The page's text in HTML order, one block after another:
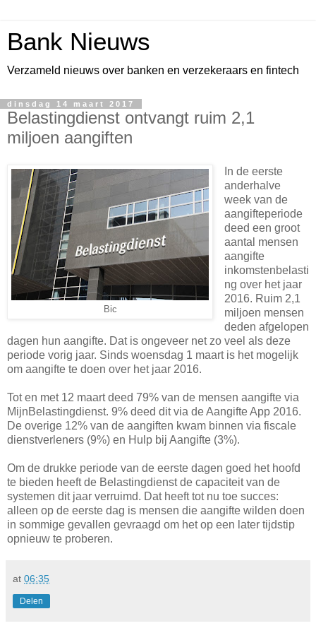
Bank Nieuws
Verzameld nieuws over banken en verzekeraars en fintech
dinsdag 14 maart 2017
Belastingdienst ontvangt ruim 2,1
miljoen aangiften
Bic
In de eerste
anderhalve
week van de
aangifteperiode
deed een groot
aantal mensen
aangifte
inkomstenbelasti
ng over het jaar
2016. Ruim 2,1
miljoen mensen
deden afgelopen
dagen hun aangifte. Dat is ongeveer net zo veel als deze
periode vorig jaar. Sinds woensdag 1 maart is het mogelijk
om aangifte te doen over het jaar 2016.
Tot en met 12 maart deed 79% van de mensen aangifte via
MijnBelastingdienst. 9% deed dit via de Aangifte App 2016.
De overige 12% van de aangiften kwam binnen via fiscale
dienstverleners (9%) en Hulp bij Aangifte (3%).
Om de drukke periode van de eerste dagen goed het hoofd
te bieden heeft de Belastingdienst de capaciteit van de
systemen dit jaar verruimd. Dat heeft tot nu toe succes:
alleen op de eerste dag is mensen die aangifte wilden doen
in sommige gevallen gevraagd om het op een later tijdstip
opnieuw te proberen.
at 06:35
Delen